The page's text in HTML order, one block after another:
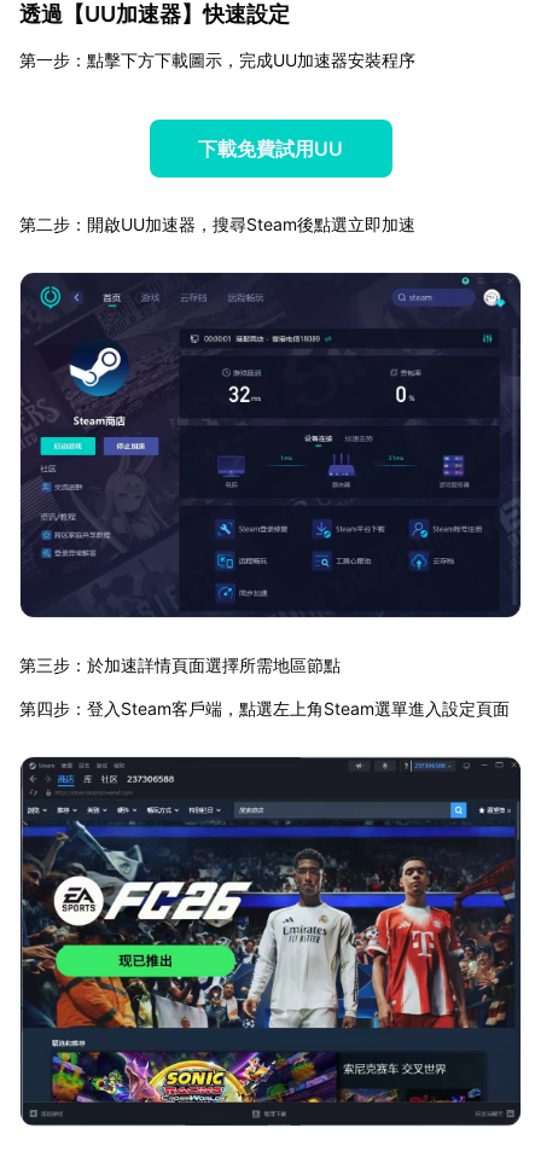
透過【UU加速器】快速設定
第一步：點擊下方下載圖示，完成UU加速器安裝程序
下載免費試用UU
第二步：開啟UU加速器，搜尋Steam後點選立即加速
第三步：於加速詳情頁面選擇所需地區節點
第四步：登入Steam客戶端，點選左上角Steam選單進入設定頁面